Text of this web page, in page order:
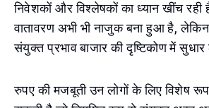
निवेशकों और विश्लेषकों का ध्यान खींच रही
वातावरण अभी भी नाजुक बना हुआ है,
संयुक्त प्रभाव बाजार की दृष्टिकोण में सुधार
रुपए की मजबूती उन लोगों के लिए विशेष रूप